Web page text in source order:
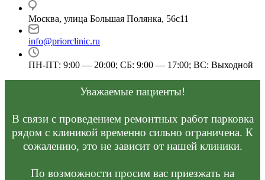
Москва, улица Большая Полянка, 56с11
info@priorclinic.ru
ПН-ПТ: 9:00 — 20:00; СБ: 9:00 — 17:00; ВС: Выходной
Уважаемые пациенты!
В связи с проведением ремонтных работ парковка
рядом с клиникой временно сильно ограничена. К
сожалению, это не зависит от нашей клиники.
По возможности просим вас приезжать на